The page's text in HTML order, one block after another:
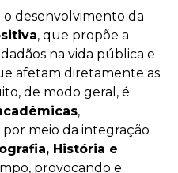
desenvolvimento da
, que propõe a
na vida pública e
afetam diretamente as
de modo geral, é
,
por meio da integração
História e
provocando e